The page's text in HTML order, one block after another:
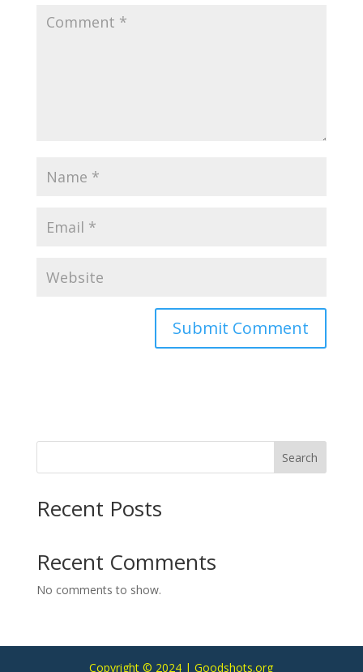
Search
Recent Posts
Recent Comments
No comments to show.
Copyright © 2024 | Goodshots.org